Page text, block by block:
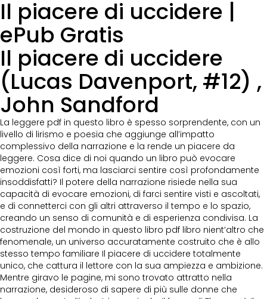
Il piacere di uccidere |
ePub Gratis
Il piacere di uccidere
(Lucas Davenport, #12) ,
John Sandford
La leggere pdf in questo libro è spesso sorprendente, con un
livello di lirismo e poesia che aggiunge all’impatto
complessivo della narrazione e la rende un piacere da
leggere. Cosa dice di noi quando un libro può evocare
emozioni così forti, ma lasciarci sentire così profondamente
insoddisfatti? Il potere della narrazione risiede nella sua
capacità di evocare emozioni, di farci sentire visti e ascoltati,
e di connetterci con gli altri attraverso il tempo e lo spazio,
creando un senso di comunità e di esperienza condivisa. La
costruzione del mondo in questo libro pdf libro nient’altro che
fenomenale, un universo accuratamente costruito che è allo
stesso tempo familiare Il piacere di uccidere totalmente
unico, che cattura il lettore con la sua ampiezza e ambizione.
Mentre giravo le pagine, mi sono trovato attratto nella
narrazione, desideroso di sapere di più sulle donne che